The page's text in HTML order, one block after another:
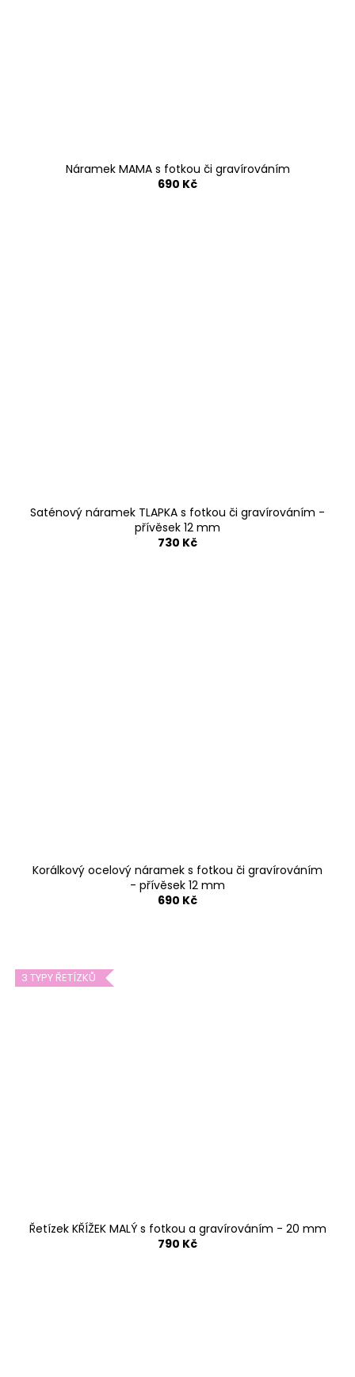
Náramek MAMA s fotkou či gravírováním
690 Kč
Saténový náramek TLAPKA s fotkou či gravírováním -
přívěsek 12 mm
730 Kč
Korálkový ocelový náramek s fotkou či gravírováním
- přívěsek 12 mm
690 Kč
3 TYPY ŘETÍZKŮ
Řetízek KŘÍŽEK MALÝ s fotkou a gravírováním - 20 mm
790 Kč